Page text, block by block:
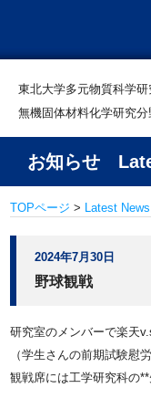
東北大学多元物質科学研
無機固体材料化学研究分
お知らせ
TOPページ > Latest News
2024年7月30日
野球観戦
研究室のメンバーで楽天
（学生さんの前期試験慰労
観戦席には工学研究科の